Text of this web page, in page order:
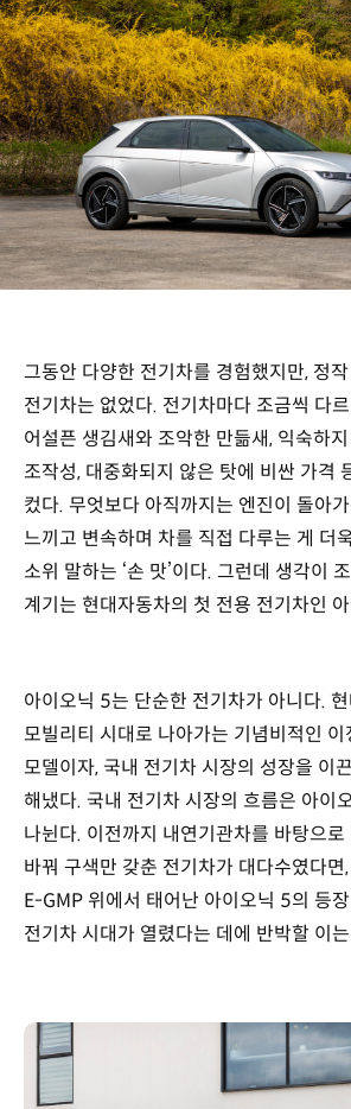
그동안 다양한 전기차를 경험했지만, 정
전기차는 없었다. 전기차마다 조금씩 다
어설픈 생김새와 조악한 만듦새, 익숙하
조작성, 대중화되지 않은 탓에 비싼 가격
컸다. 무엇보다 아직까지는 엔진이 돌아
느끼고 변속하며 차를 직접 다루는 게 더
소위 말하는 ‘손 맛’이다. 그런데 생각이
계기는 현대자동차의 첫 전용 전기차인
아이오닉 5는 단순한 전기차가 아니다.
모빌리티 시대로 나아가는 기념비적인 이
모델이자, 국내 전기차 시장의 성장을 이
해냈다. 국내 전기차 시장의 흐름은 아이
나뉜다. 이전까지 내연기관차를 바탕으
바꿔 구색만 갖춘 전기차가 대다수였다면
E-GMP 위에서 태어난 아이오닉 5의 등
전기차 시대가 열렸다는 데에 반박할 이